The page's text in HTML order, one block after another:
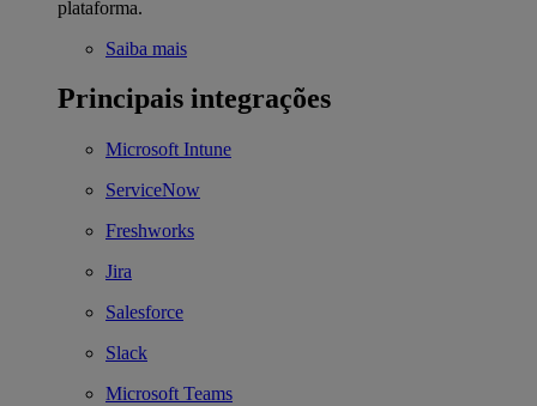
plataforma.
Saiba mais
Principais integrações
Microsoft Intune
ServiceNow
Freshworks
Jira
Salesforce
Slack
Microsoft Teams